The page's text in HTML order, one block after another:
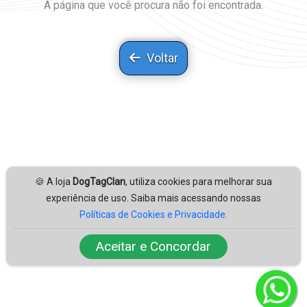
🍪 A loja DogTagClan, utiliza cookies para melhorar sua
experiência de uso. Saiba mais acessando nossas
Políticas de Cookies e Privacidade.
Aceitar e Concordar
A página que você procura não foi encontrada.
Voltar